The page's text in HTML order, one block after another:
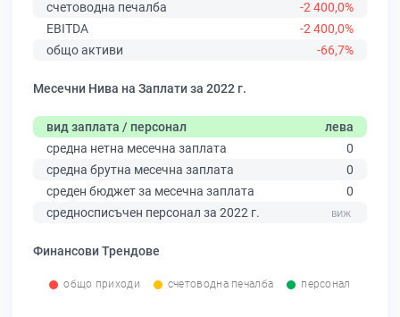
счетоводна печалба
-2 400,0%
EBITDA
-2 400,0%
общо активи
-66,7%
Месечни Нива на Заплати за 2022 г.
вид заплата / персонал
лева
средна нетна месечна заплата
0
средна брутна месечна заплата
0
среден бюджет за месечна заплата
0
средносписъчен персонал за 2022 г.
Финансови Трендове
общо приходи счетоводна печалба персонал